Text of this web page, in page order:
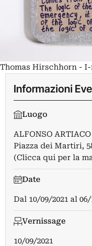
Thomas Hirschhorn -
Informazioni
Luogo
ALFONSO ARTIACO
Piazza dei Martiri,
(Clicca qui per la
Date
Dal 10/09/2021 al 06/
Vernissage
10/09/2021